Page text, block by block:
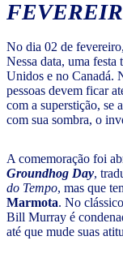
No dia 02 de
Nessa data, uma festa
Unidos e no Canadá.
pessoas devem ficar
com a superstição, se
com sua sombra, o
A comemoração foi
Groundhog Day,
do Tempo, mas que
Marmota. No
Bill Murray é
até que mude suas